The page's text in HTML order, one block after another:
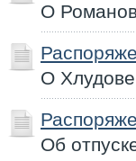
О
О
Об